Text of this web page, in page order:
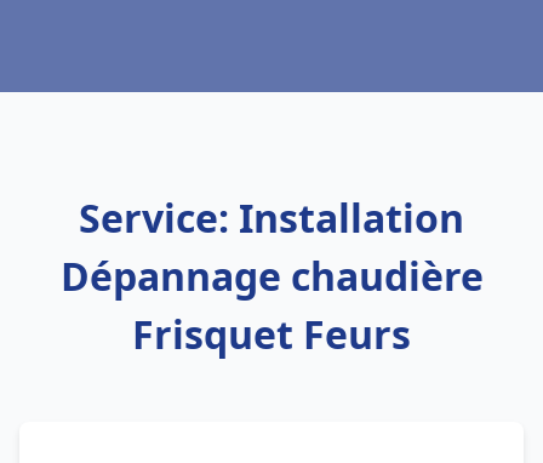
Service: Installation
Dépannage chaudière
Frisquet Feurs